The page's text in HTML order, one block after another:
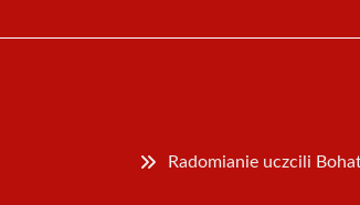
Radomianie uczcili